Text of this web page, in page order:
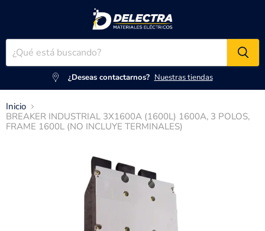
¿Deseas contactarnos? Nuestras tiendas
Inicio
BREAKER INDUSTRIAL 3X1600A (1600L) 1600A, 3 POLOS,
FRAME 1600L (NO INCLUYE TERMINALES)